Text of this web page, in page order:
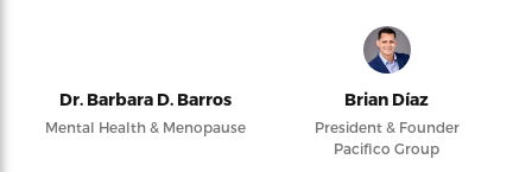
Dr. Barbara D. Barros
Mental Health & Menopause
Brian Díaz
President & Founder
Pacifico Group